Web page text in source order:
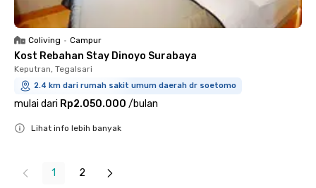
Coliving • Campur
Kost Rebahan Stay Dinoyo Surabaya
Keputran, Tegalsari
2.4 km dari rumah sakit umum daerah dr soetomo
mulai dari Rp2.050.000 /bulan
Lihat info lebih banyak
1 2